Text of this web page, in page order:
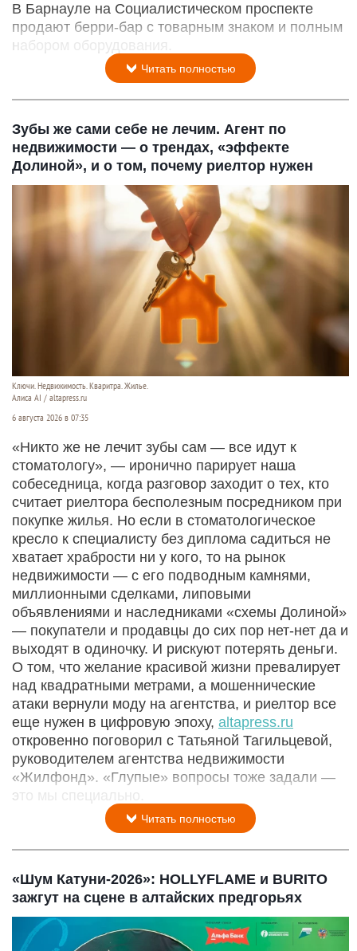
В Барнауле на Социалистическом проспекте
продают берри-бар с товарным знаком и полным
набором оборудования.
Читать полностью
Зубы же сами себе не лечим. Агент по
недвижимости — о трендах, «эффекте
Долиной», и о том, почему риелтор нужен
Ключи. Недвижимость. Кваритра. Жилье.
Алиса AI / altapress.ru
6 августа 2026 в 07:35
«Никто же не лечит зубы сам — все идут к
стоматологу», — иронично парирует наша
собеседница, когда разговор заходит о тех, кто
считает риелтора бесполезным посредником при
покупке жилья. Но если в стоматологическое
кресло к специалисту без диплома садиться не
хватает храбрости ни у кого, то на рынок
недвижимости — с его подводным камнями,
миллионными сделками, липовыми
объявлениями и наследниками «схемы Долиной»
— покупатели и продавцы до сих пор нет-нет да и
выходят в одиночку. И рискуют потерять деньги.
О том, что желание красивой жизни превалирует
над квадратными метрами, а мошеннические
атаки вернули моду на агентства, и риелтор все
еще нужен в цифровую эпоху, altapress.ru
откровенно поговорил с Татьяной Тагильцевой,
руководителем агентства недвижимости
«Жилфонд». «Глупые» вопросы тоже задали —
это мы специально.
Читать полностью
«Шум Катуни-2026»: HOLLYFLAME и BURITO
зажгут на сцене в алтайских предгорьях